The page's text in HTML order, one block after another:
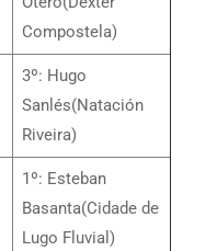
Compostela)
3º: Hugo
Sanlés(Natación
Riveira)
1º: Esteban
Basanta(Cidade de
Lugo Fluvial)